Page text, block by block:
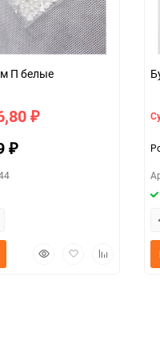
8мм П белые
₽
₽
БыстрыйДобавитьДобавить